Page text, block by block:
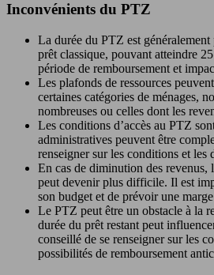
Inconvénients du PTZ
La durée du PTZ est
prêt classique, pouvant atteindre
période de remboursement et
Les plafonds de ressources
certaines catégories de ménages,
nombreuses ou celles dont les
Les conditions d’accès au PTZ
administratives peuvent être
renseigner sur les conditions et les
En cas de diminution des revenus,
peut devenir plus difficile. Il est
son budget et de prévoir une
Le PTZ peut être un obstacle à la
durée du prêt restant peut
conseillé de se renseigner sur les
possibilités de remboursement